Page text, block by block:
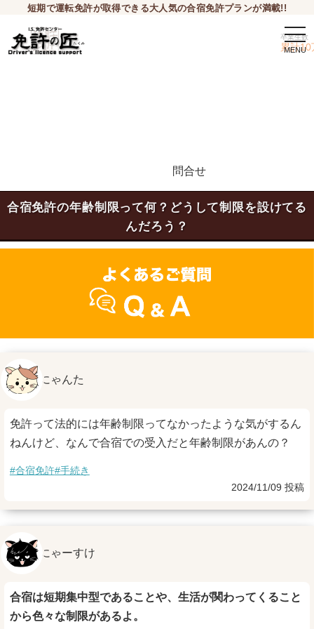
短期で運転免許が取得できる大人気の合宿免許プランが満載!!
卒業生数
累計10
問合せ
合宿免許の年齢制限って何？どうして制限を設けてる
んだろう？
にゃんた
免許って法的には年齢制限ってなかったような気がするん
ねんけど、なんで合宿での受入だと年齢制限があんの？
#合宿免許#手続き
2024/11/09 投稿
にゃーすけ
合宿は短期集中型であることや、生活が関わってくること
から色々な制限があるよ。